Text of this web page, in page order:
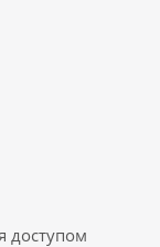
доступом